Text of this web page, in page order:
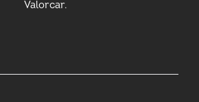
Valorcar.